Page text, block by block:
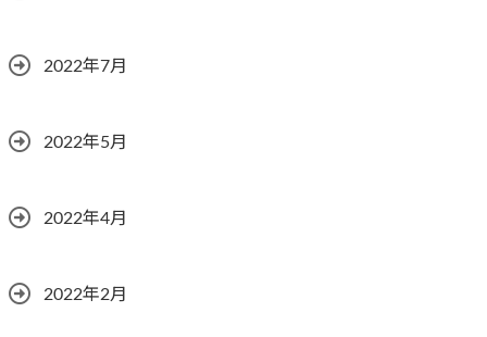
2022年7月
2022年5月
2022年4月
2022年2月